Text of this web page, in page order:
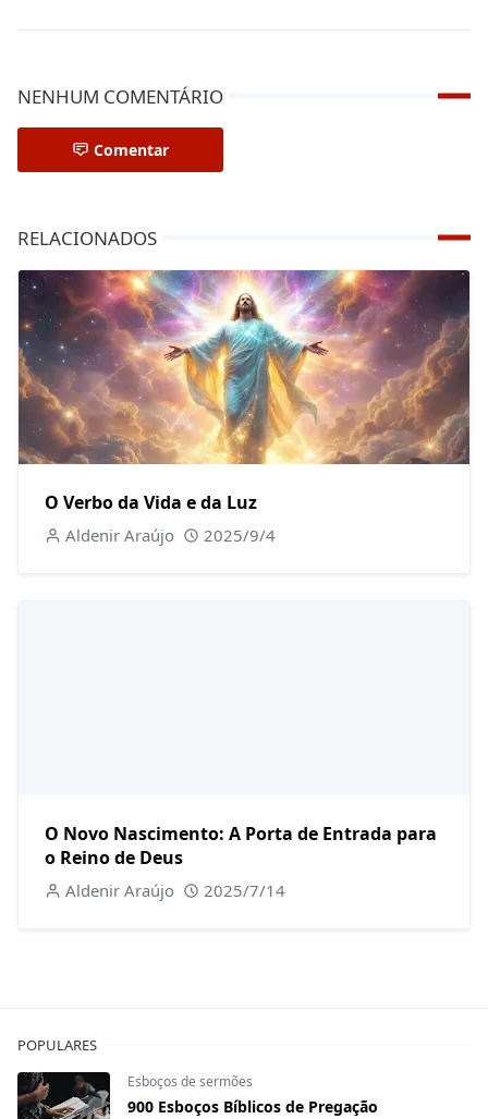
NENHUM COMENTÁRIO
Comentar
RELACIONADOS
O Verbo da Vida e da Luz
Aldenir Araújo 2025/9/4
O Novo Nascimento: A Porta de Entrada para
o Reino de Deus
Aldenir Araújo 2025/7/14
POPULARES
Esboços de sermões
900 Esboços Bíblicos de Pregação